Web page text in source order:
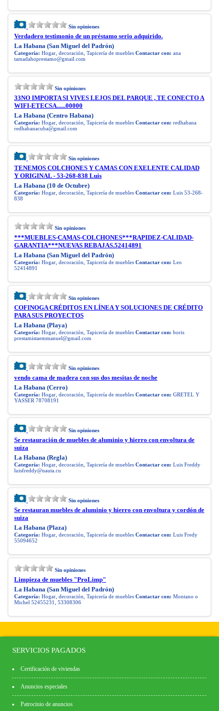
Sin opiniones
Verdadero testimonio de un préstamo serio adquirido.
La Habana (San Miguel del Padrón)
Categoría: Hogar, decoración, Tapicería de muebles Contactar con: ana
tamadahoprestamo@gmail.com
Sin opiniones
33NO IMPORTA SI VIVES LEJOS DEL PARQUE , TE CONECTO A
WIFI-ETECSA......00000
La Habana (Centro Habana)
Categoría: Hogar, decoración, Tapicería de muebles Contactar con: redhabana
redhabanacuba@gmail.com
Sin opiniones
TENEMOS COLCHONES Y CAMAS CON EXELENTE CALIDAD
Y ORIGINAL - 53-268-838 Luis
La Habana (10 de Octubre)
Categoría: Hogar, decoración, Tapicería de muebles Contactar con: Luis 53-268-
838
Sin opiniones
***MUEBLES-CAMAS-COLCHONES***RAPIDEZ-CALIDAD-
GARANTIA***NUEVAS REBAJAS.52414891
La Habana (San Miguel del Padrón)
Categoría: Hogar, decoración, Tapicería de muebles Contactar con: Leo
52414891
Sin opiniones
COFINOGA CRÉDITOS EN LÍNEA Y SOLUCIONES DE CRÉDITO
PARA SUS PROYECTOS
La Habana (Playa)
Categoría: Hogar, decoración, Tapicería de muebles Contactar con: boris
prestamistaemmanuel@gmail.com
Sin opiniones
vendo cama de madera con sus dos mesitas de noche
La Habana (Cerro)
Categoría: Hogar, decoración, Tapicería de muebles Contactar con: GRETEL Y
YASSER 78708191
Sin opiniones
Se restauración de muebles de aluminio y hierro con envoltura de
suiza
La Habana (Regla)
Categoría: Hogar, decoración, Tapicería de muebles Contactar con: Luis Freddy
luisfreddy@nauta.cu
Sin opiniones
Se restauran muebles de aluminio y hierro con envoltura y cordón de
suiza
La Habana (Plaza)
Categoría: Hogar, decoración, Tapicería de muebles Contactar con: Luis Fredy
55094652
Sin opiniones
Limpieza de muebles "ProLimp"
La Habana (San Miguel del Padrón)
Categoría: Hogar, decoración, Tapicería de muebles Contactar con: Montano o
Michel 52455231, 53308306
SERVICIOS PAGADOS
Certificación de viviendas
Anuncios especiales
Patrocinio de anuncios